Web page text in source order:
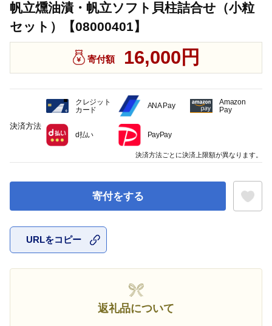
帆立燻油漬・帆立ソフト貝柱詰合せ（小粒
セット）【08000401】
寄付額 16,000円
寄付をする
URLをコピー
返礼品について
決済方法
クレジット
カード
ANA Pay
Amazon
Pay
d払い PayPay
決済方法ごとに決済上限額が異なります。